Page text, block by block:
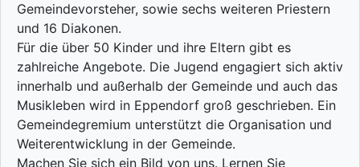
Gemeindevorsteher, sowie sechs weiteren Priestern
und 16 Diakonen.
Für die über 50 Kinder und ihre Eltern gibt es
zahlreiche Angebote. Die Jugend engagiert sich aktiv
innerhalb und außerhalb der Gemeinde und auch das
Musikleben wird in Eppendorf groß geschrieben. Ein
Gemeindegremium unterstützt die Organisation und
Weiterentwicklung in der Gemeinde.
Machen Sie sich ein Bild von uns. Lernen Sie